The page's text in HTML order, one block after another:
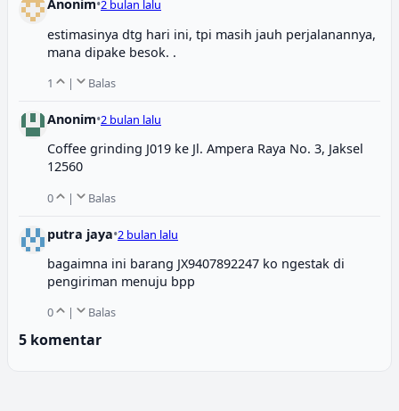
Anonim•2 bulan lalu
estimasinya dtg hari ini, tpi masih jauh perjalanannya,
mana dipake besok. .
1 | Balas
Anonim•2 bulan lalu
Coffee grinding J019 ke Jl. Ampera Raya No. 3, Jaksel
12560
0 | Balas
putra jaya•2 bulan lalu
bagaimna ini barang JX9407892247 ko ngestak di
pengiriman menuju bpp
0 | Balas
5 komentar